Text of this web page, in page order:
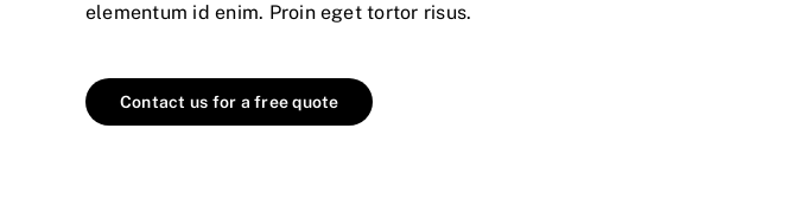
elementum id enim. Proin eget tortor risus.
Contact us for a free quote